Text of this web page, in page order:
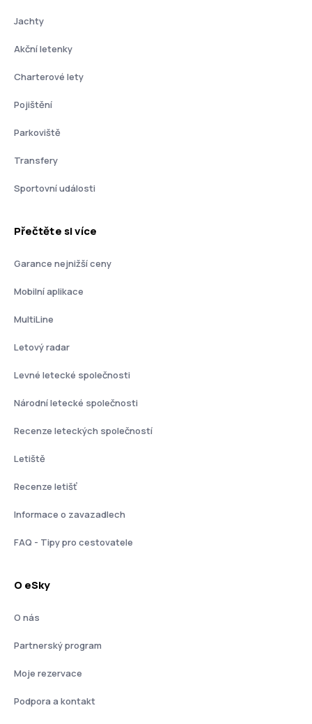
Jachty
Akční letenky
Charterové lety
Pojištění
Parkoviště
Transfery
Sportovní události
Přečtěte si více
Garance nejnižší ceny
Mobilní aplikace
MultiLine
Letový radar
Levné letecké společnosti
Národní letecké společnosti
Recenze leteckých společností
Letiště
Recenze letišť
Informace o zavazadlech
FAQ - Tipy pro cestovatele
O eSky
O nás
Partnerský program
Moje rezervace
Podpora a kontakt